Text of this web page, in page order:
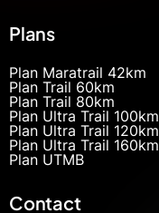
Plans
Plan Maratrail 42km
Plan Trail 60km
Plan Trail 80km
Plan Ultra Trail 100km
Plan Ultra Trail 120km
Plan Ultra Trail 160km
Plan UTMB
Contact